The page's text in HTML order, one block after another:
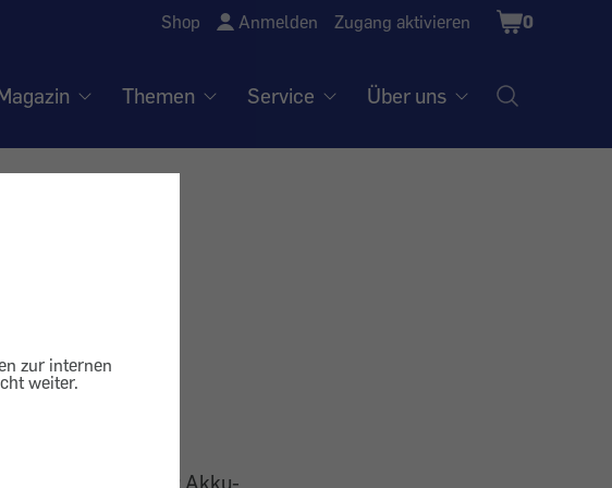
zur internen
weiter.
Shop Anmelden Zugang aktivieren
Shopping
Cart
0
Themen Service Über uns
Qualitätsmängel,
Diesmal: Akku-